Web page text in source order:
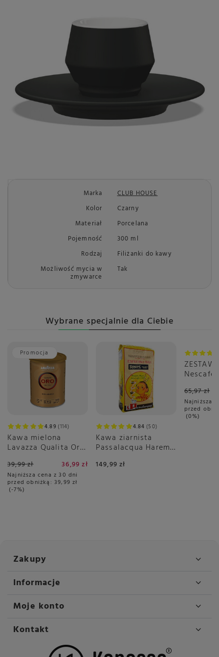
Marka
CLUB HOUSE
Kolor
Czarny
Materiał
Porcelana
Pojemność
300 ml
Rodzaj
Filiżanki do kawy
Możliwość mycia w
zmywarce
Tak
Wybrane specjalnie dla Ciebie
Promocja
4.89 114
Kawa mielona
Lavazza Qualita Oro
39,99 zł 36,99 zł
Najniższa cena z 30 dni
przed obniżką: 39,99 zł
-7%
4.84 50
Kawa ziarnista
Passalacqua Harem
149,99 zł
Okazja
Nescafé
3x16
65,97 zł
Najniższa
przed
0%
Zakupy
Informacje
Moje konto
Kontakt